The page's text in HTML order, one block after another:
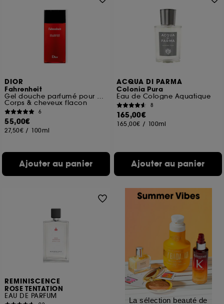
DIOR
Fahrenheit
Gel douche parfumé pour homme
Corps & cheveux flacon
6
55,00€
27,50€ / 100ml
Ajouter au panier
ACQUA DI PARMA
Colonia Pura
Eau de Cologne Aquatique
8
165,00€
165,00€ / 100ml
Ajouter au panier
REMINISCENCE
ROSE TENTATION
EAU DE PARFUM
La sélection beauté de